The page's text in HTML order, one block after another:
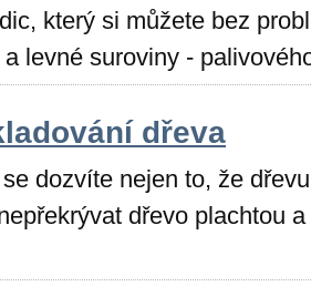
který si můžete bez
levné suroviny -
dřeva
dozvíte nejen to, že
dřevo plachtou